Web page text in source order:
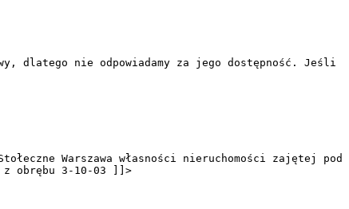
dlatego nie odpowiadamy za jego dostępność. Jeśli
Warszawa własności nieruchomości zajętej pod
z obrębu 3-10-03 ]]>